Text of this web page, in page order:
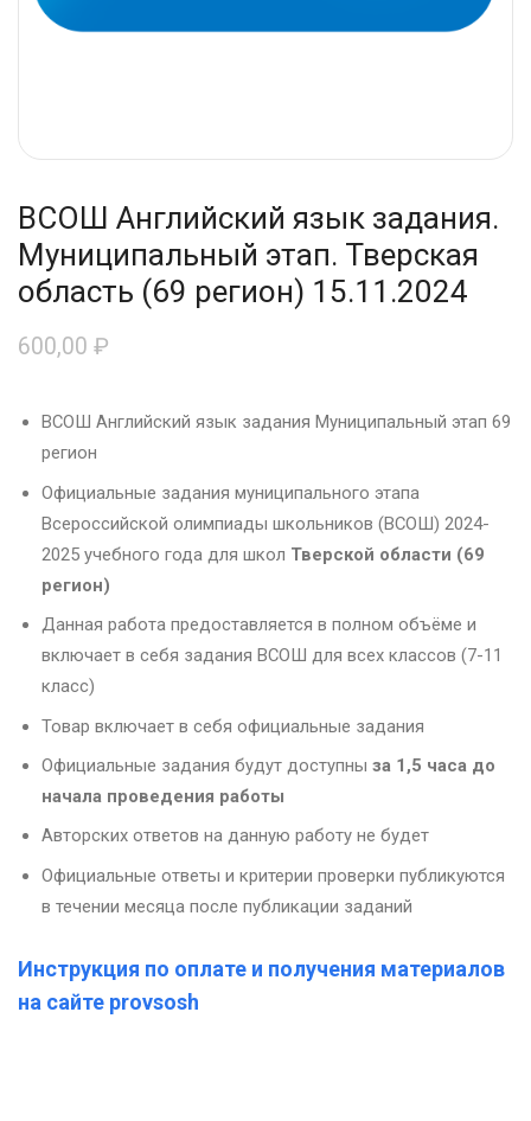
ВСОШ Английский язык задания.
Муниципальный этап. Тверская
область (69 регион) 15.11.2024
600,00 ₽
ВСОШ Английский язык задания Муниципальный этап 69
регион
Официальные задания муниципального этапа
Всероссийской олимпиады школьников (ВСОШ) 2024-
2025 учебного года для школ Тверской области (69
регион)
Данная работа предоставляется в полном объёме и
включает в себя задания ВСОШ для всех классов (7-11
класс)
Товар включает в себя официальные задания
Официальные задания будут доступны за 1,5 часа до
начала проведения работы
Авторских ответов на данную работу не будет
Официальные ответы и критерии проверки публикуются
в течении месяца после публикации заданий
Инструкция по оплате и получения материалов
на сайте provsosh